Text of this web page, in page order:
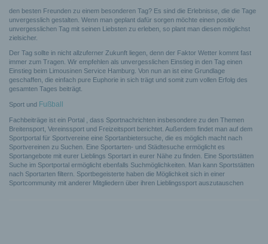
den besten Freunden zu einem besonderen Tag? Es sind die Erlebnisse, die die Tage
unvergesslich gestalten. Wenn man geplant dafür sorgen möchte einen positiv
unvergesslichen Tag mit seinen Liebsten zu erleben, so plant man diesen möglichst
zielsicher.
Der Tag sollte in nicht allzuferner Zukunft liegen, denn der Faktor Wetter kommt fast
immer zum Tragen. Wir empfehlen als unvergesslichen Einstieg in den Tag einen
Einstieg beim Limousinen Service Hamburg. Von nun an ist eine Grundlage
geschaffen, die einfach pure Euphorie in sich trägt und somit zum vollen Erfolg des
gesamten Tages beiträgt.
Sport und Fußball
Fachbeiträge ist ein Portal , dass Sportnachrichten insbesondere zu den Themen
Breitensport, Vereinssport und Freizeitsport berichtet. Außerdem findet man auf dem
Sportportal für Sportvereine eine Sportanbietersuche, die es möglich macht nach
Sportvereinen zu Suchen. Eine Sportarten- und Städtesuche ermöglicht es
Sportangebote mit eurer Lieblings Sportart in eurer Nähe zu finden. Eine Sportstätten
Suche im Sportportal ermöglicht ebenfalls Suchmöglichkeiten. Man kann Sportstätten
nach Sportarten filtern. Sportbegeisterte haben die Möglichkeit sich in einer
Sportcommunity mit anderer Mitgliedern über ihren Lieblingssport auszutauschen